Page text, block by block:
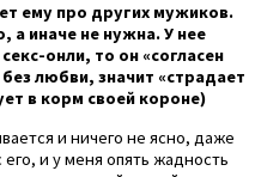
ему про других мужиков.
а иначе не нужна. У нее
онли, то он «согласен
без любви, значит «страдает
в корм своей короне)
и ничего не ясно, даже
и у меня опять жадность